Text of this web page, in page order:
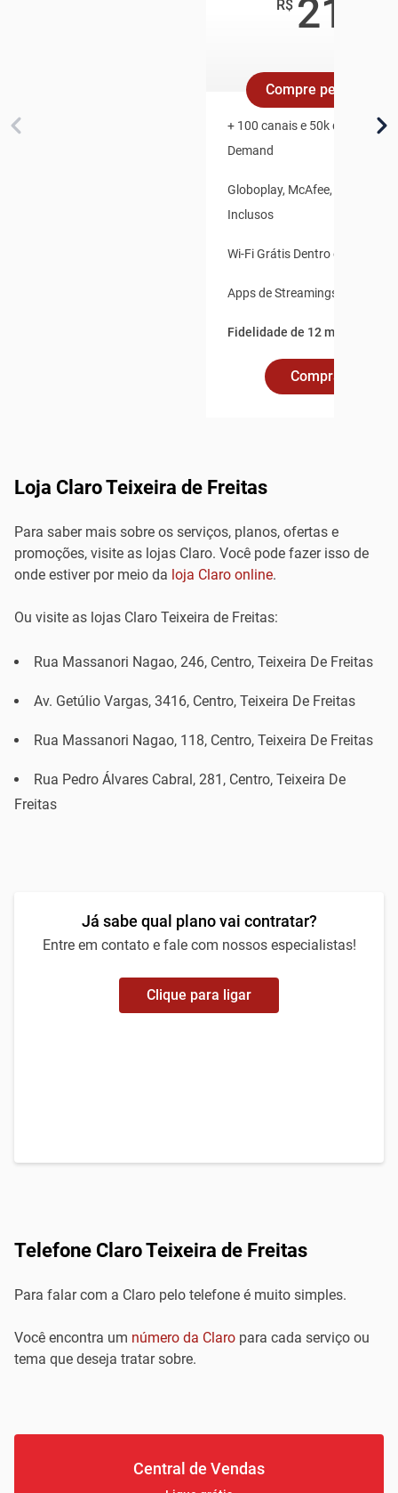
R$ 219
Compre pelo
+ 100 canais e 50k de
Demand
Globoplay, McAfee, Claro
Inclusos
Wi-Fi Grátis Dentro e Fora de
Apps de Streamings
Fidelidade de 12 meses.
Comprar Online
Loja Claro Teixeira de Freitas
Para saber mais sobre os serviços, planos, ofertas e
promoções, visite as lojas Claro. Você pode fazer isso de
onde estiver por meio da loja Claro online.
Ou visite as lojas Claro Teixeira de Freitas:
Rua Massanori Nagao, 246, Centro, Teixeira De Freitas
Av. Getúlio Vargas, 3416, Centro, Teixeira De Freitas
Rua Massanori Nagao, 118, Centro, Teixeira De Freitas
Rua Pedro Álvares Cabral, 281, Centro, Teixeira De
Freitas
Já sabe qual plano vai contratar?
Entre em contato e fale com nossos especialistas!
Clique para ligar
Telefone Claro Teixeira de Freitas
Para falar com a Claro pelo telefone é muito simples.
Você encontra um número da Claro para cada serviço ou
tema que deseja tratar sobre.
Central de Vendas